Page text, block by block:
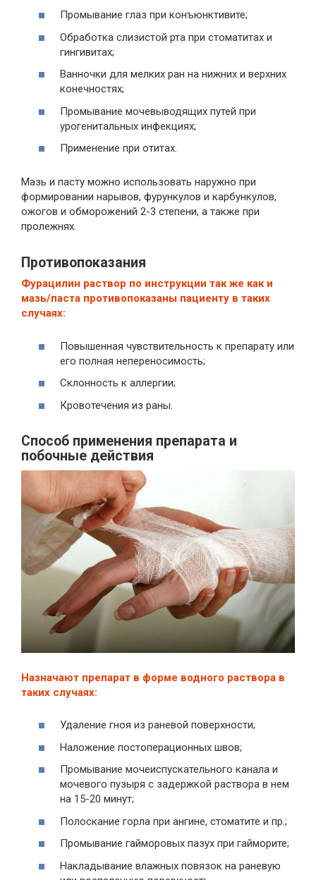
Промывание глаз при конъюнктивите;
Обработка слизистой рта при стоматитах и
гингивитах;
Ванночки для мелких ран на нижних и верхних
конечностях;
Промывание мочевыводящих путей при
урогенитальных инфекциях;
Применение при отитах.
Мазь и пасту можно использовать наружно при
формировании нарывов, фурункулов и карбункулов,
ожогов и обморожений 2-3 степени, а также при
пролежнях.
Противопоказания
Фурацилин раствор по инструкции так же как и
мазь/паста противопоказаны пациенту в таких
случаях:
Повышенная чувствительность к препарату или
его полная непереносимость;
Склонность к аллергии;
Кровотечения из раны.
Способ применения препарата и
побочные действия
Назначают препарат в форме водного раствора в
таких случаях:
Удаление гноя из раневой поверхности;
Наложение постоперационных швов;
Промывание мочеиспускательного канала и
мочевого пузыря с задержкой раствора в нем
на 15-20 минут;
Полоскание горла при ангине, стоматите и пр.;
Промывание гайморовых пазух при гайморите;
Накладывание влажных повязок на раневую